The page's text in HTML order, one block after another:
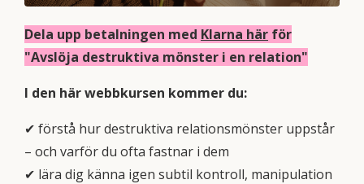
Dela upp betalningen med Klarna här för
"Avslöja destruktiva mönster i en relation"
I den här webbkursen kommer du:
✔ förstå hur destruktiva relationsmönster uppstår
– och varför du ofta fastnar i dem
✔ lära dig känna igen subtil kontroll, manipulation